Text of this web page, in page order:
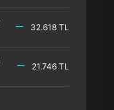
32.618 TL
21.746 TL